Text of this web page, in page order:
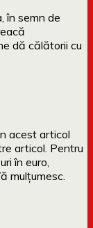
în semn de
dă călătorii cu
acest articol
articol. Pentru
în euro,
mulțumesc.